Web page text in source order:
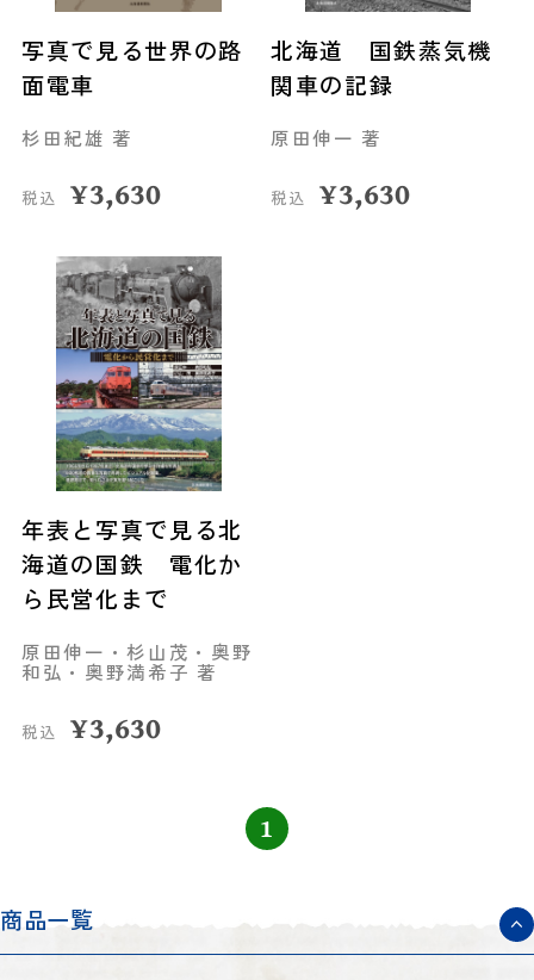
写真で見る世界の路
面電車
杉田紀雄 著
税込 ¥3,630
北海道 国鉄蒸気機
関車の記録
原田伸一 著
税込 ¥3,630
年表と写真で見る北
海道の国鉄 電化か
ら民営化まで
原田伸一・杉山茂・奥野
和弘・奥野満希子 著
税込 ¥3,630
1
商品一覧